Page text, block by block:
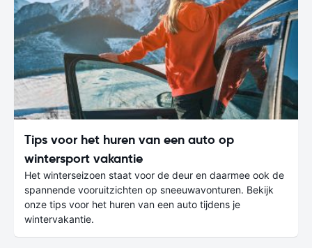
Tips voor het huren van een auto op
wintersport vakantie
Het winterseizoen staat voor de deur en daarmee ook de
spannende vooruitzichten op sneeuwavonturen. Bekijk
onze tips voor het huren van een auto tijdens je
wintervakantie.